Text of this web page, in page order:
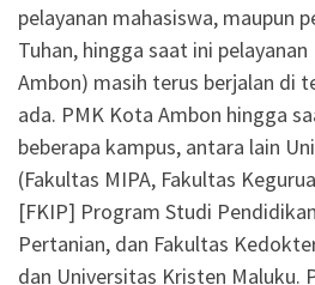
pelayanan mahasiswa, maupun
Tuhan, hingga saat ini
Ambon) masih terus berjalan di
ada. PMK Kota Ambon hingga
beberapa kampus, antara lain
(Fakultas MIPA, Fakultas
[FKIP] Program Studi
Pertanian, dan Fakultas
dan Universitas Kristen Maluku.